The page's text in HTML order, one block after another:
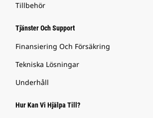
Tillbehör
Tjänster Och Support
Finansiering Och Försäkring
Tekniska Lösningar
Underhåll
Hur Kan Vi Hjälpa Till?